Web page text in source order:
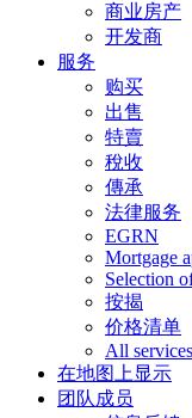
商业房产
开发商
服务
购买
出售
特賣
稅收
傳承
法律服务
EGRN
Mortgage
Selection
按揭
价格清单
All services
在地图上显示
团队成员